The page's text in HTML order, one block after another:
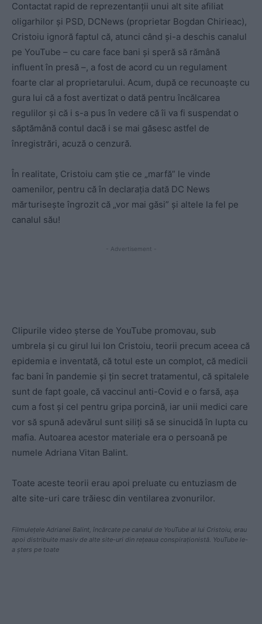
Contactat rapid de reprezentanții unui alt site afiliat
oligarhilor și PSD, DCNews (proprietar Bogdan Chirieac),
Cristoiu ignoră faptul că, atunci când și-a deschis canalul
pe YouTube – cu care face bani și speră să rămână
influent în presă –, a fost de acord cu un regulament
foarte clar al proprietarului. Acum, după ce recunoaște cu
gura lui că a fost avertizat o dată pentru încălcarea
regulilor și că i s-a pus în vedere că îi va fi suspendat o
săptămână contul dacă i se mai găsesc astfel de
înregistrări, acuză o cenzură.
În realitate, Cristoiu cam știe ce „marfă” le vinde
oamenilor, pentru că în declarația dată DC News
mărturisește îngrozit că „vor mai găsi” și altele la fel pe
canalul său!
- Advertisement -
Clipurile video șterse de YouTube promovau, sub
umbrela și cu girul lui Ion Cristoiu, teorii precum aceea că
epidemia e inventată, că totul este un complot, că medicii
fac bani în pandemie și țin secret tratamentul, că spitalele
sunt de fapt goale, că vaccinul anti-Covid e o farsă, așa
cum a fost și cel pentru gripa porcină, iar unii medici care
vor să spună adevărul sunt siliți să se sinucidă în lupta cu
mafia. Autoarea acestor materiale era o persoană pe
numele Adriana Vitan Balint.
Toate aceste teorii erau apoi preluate cu entuziasm de
alte site-uri care trăiesc din ventilarea zvonurilor.
Filmulețele Adrianei Balint, încărcate pe canalul de YouTube al lui Cristoiu, erau
apoi distribuite masiv de alte site-uri din rețeaua conspiraționistă. YouTube le-
a șters pe toate